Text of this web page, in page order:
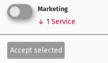
Marketing
↓ 1 Service
Accept selected